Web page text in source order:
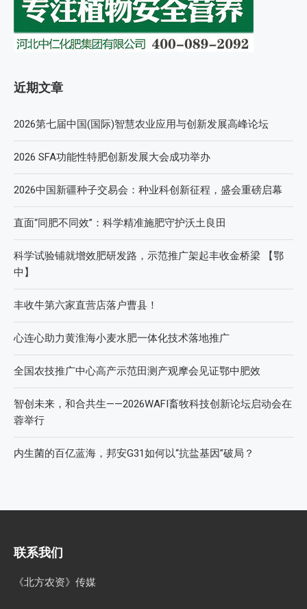
近期文章
2026第七届中国(国际)智慧农业应用与创新发展高峰论坛
2026 SFA功能性特肥创新发展大会成功举办
2026中国新疆种子交易会：种业科创新征程，盛会重磅启幕
直面“同肥不同效”：科学精准施肥守护沃土良田
科学试验铺就增效肥研发路，示范推广架起丰收金桥梁 【鄂
中】
丰收牛第六家直营店落户曹县！
心连心助力黄淮海小麦水肥一体化技术落地推广
全国农技推广中心高产示范田测产观摩会见证鄂中肥效
智创未来，和合共生——2026WAFI畜牧科技创新论坛启动会在
蓉举行
内生菌的百亿蓝海，邦安G31如何以“抗盐基因”破局？
联系我们
《北方农资》传媒